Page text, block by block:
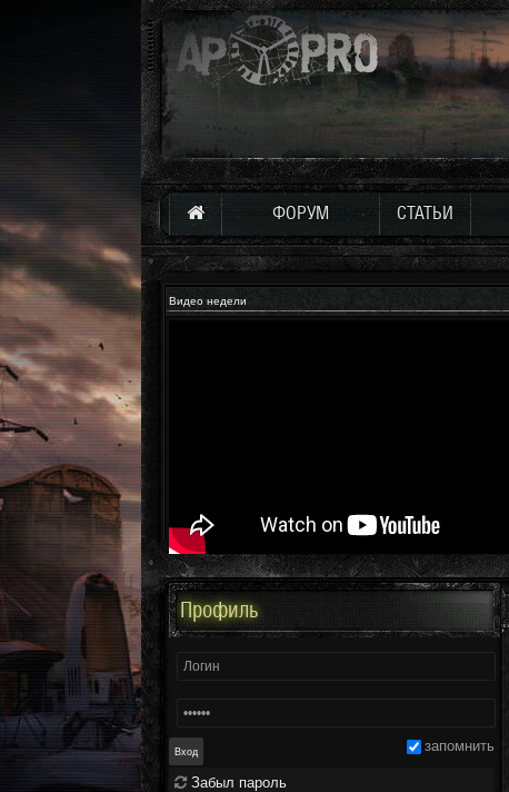
ФОРУМ СТАТЬИ
Видео недели
Профиль
запомнить
Забыл пароль